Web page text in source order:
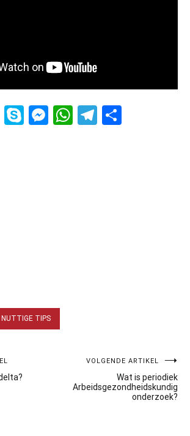
RedditSkypeMessenger
WhatsApp
Telegram
NUTTIGE TIPS
VOLGENDE ARTIKEL
Wat is periodiek
Arbeidsgezondheidskundig
onderzoek?